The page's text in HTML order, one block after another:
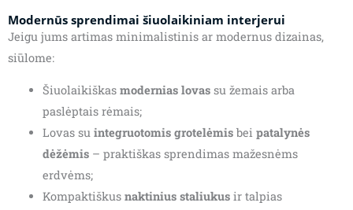
Modernūs sprendimai šiuolaikiniam interjerui
Jeigu jums artimas minimalistinis ar modernus dizainas,
siūlome:
Šiuolaikiškas modernias lovassu žemais arba
paslėptais rėmais;
Lovas su integruotomis grotelėmisbei patalynės
dėžėmis– praktiškas sprendimas mažesnėms
erdvėms;
Kompaktiškus naktinius staliukusir talpias